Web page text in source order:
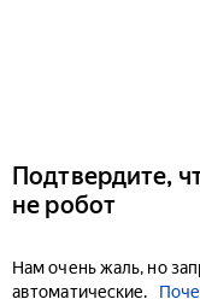
Подтвердите,
не робот
Нам очень жаль, но
автоматические.